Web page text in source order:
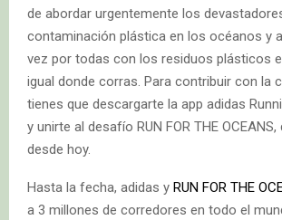
de abordar urgentemente los
contaminación plástica en los océanos y
vez por todas con los residuos plásticos
igual donde corras. Para contribuir con la
tienes que descargarte la app adidas
y unirte al desafío RUN FOR THE
desde hoy.
Hasta la fecha, adidas y RUN FOR THE
a 3 millones de corredores en todo el